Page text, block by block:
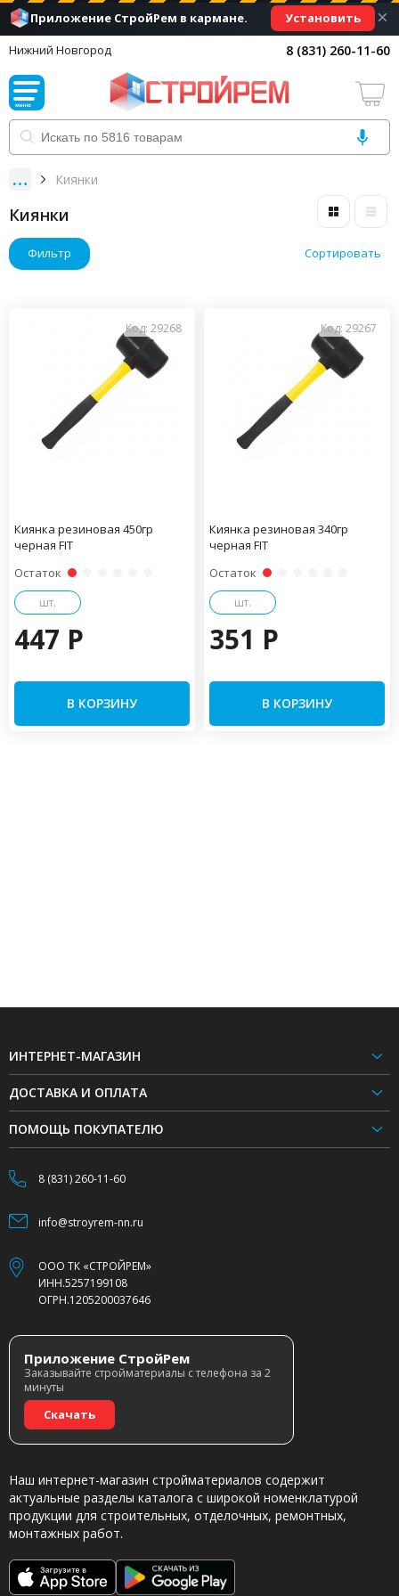
Приложение СтройРем в кармане. Установить ×
Нижний Новгород 8 (831) 260-11-60
Киянки
Киянки
Фильтр Сортировать
Код: 29268
Киянка резиновая 450гр
черная FIT
Остаток
шт.
447 P
В КОРЗИНУ
Код: 29267
Киянка резиновая 340гр
черная FIT
Остаток
шт.
351 P
В КОРЗИНУ
ИНТЕРНЕТ-МАГАЗИН
ДОСТАВКА И ОПЛАТА
ПОМОЩЬ ПОКУПАТЕЛЮ
8 (831) 260-11-60
info@stroyrem-nn.ru
ООО ТК «СТРОЙРЕМ»
ИНН.5257199108
ОГРН.1205200037646
Приложение СтройРем
Заказывайте стройматериалы с телефона за 2
минуты
Скачать
Наш интернет-магазин стройматериалов содержит
актуальные разделы каталога с широкой номенклатурой
продукции для строительных, отделочных, ремонтных,
монтажных работ.